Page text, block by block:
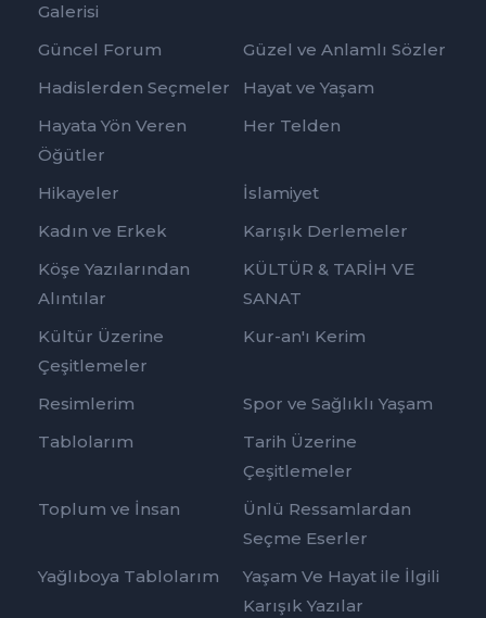
Galerisi
Güncel Forum
Güzel ve Anlamlı Sözler
Hadislerden Seçmeler
Hayat ve Yaşam
Hayata Yön Veren
Öğütler
Her Telden
Hikayeler
İslamiyet
Kadın ve Erkek
Karışık Derlemeler
Köşe Yazılarından
Alıntılar
KÜLTÜR & TARİH VE
SANAT
Kültür Üzerine
Çeşitlemeler
Kur-an'ı Kerim
Resimlerim
Spor ve Sağlıklı Yaşam
Tablolarım
Tarih Üzerine
Çeşitlemeler
Toplum ve İnsan
Ünlü Ressamlardan
Seçme Eserler
Yağlıboya Tablolarım
Yaşam Ve Hayat ile İlgili
Karışık Yazılar